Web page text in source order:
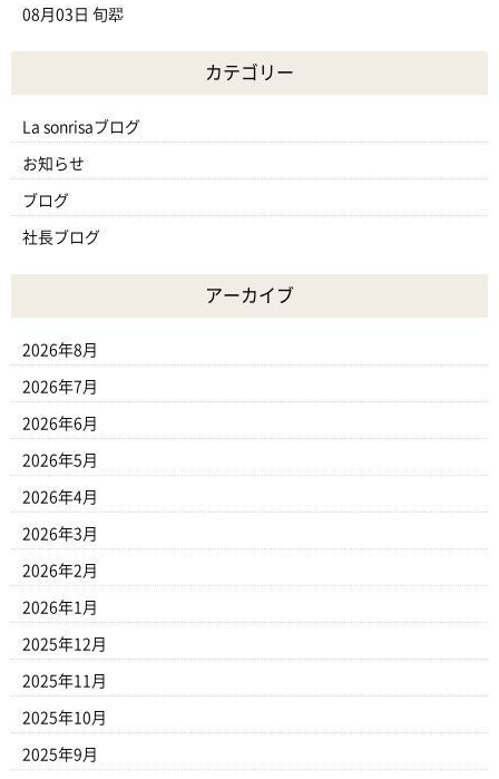
08月03日 旬翆
カテゴリー
La sonrisaブログ
お知らせ
ブログ
社長ブログ
アーカイブ
2026年8月
2026年7月
2026年6月
2026年5月
2026年4月
2026年3月
2026年2月
2026年1月
2025年12月
2025年11月
2025年10月
2025年9月